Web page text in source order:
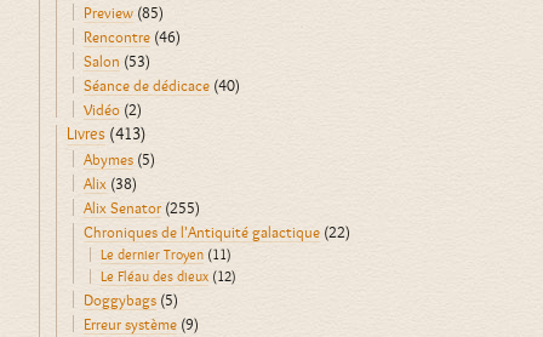
Preview (85)
Rencontre (46)
Salon (53)
Séance de dédicace (40)
Vidéo (2)
Livres (413)
Abymes (5)
Alix (38)
Alix Senator (255)
Chroniques de l'Antiquité galactique (22)
Le dernier Troyen (11)
Le Fléau des dieux (12)
Doggybags (5)
Erreur système (9)